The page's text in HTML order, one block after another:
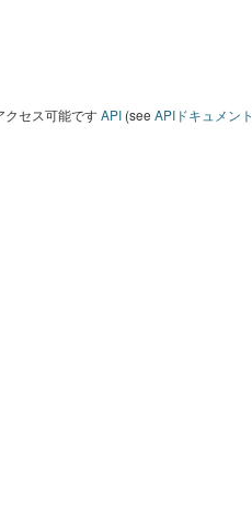
クセス可能ですAPI (see APIドキュメント